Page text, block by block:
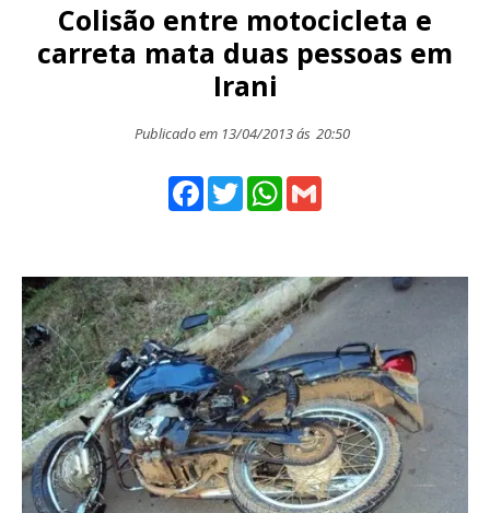
Colisão entre motocicleta e
carreta mata duas pessoas em
Irani
Publicado em 13/04/2013 ás 20:50
Facebook
TwitterWhatsApp